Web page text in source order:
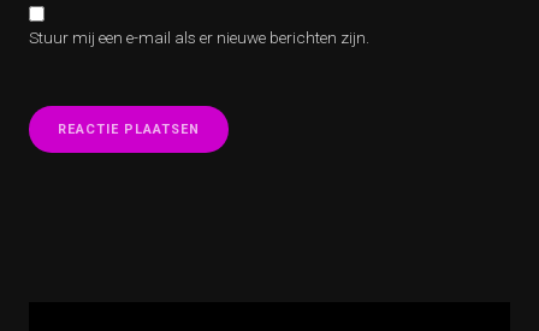
Stuur mij een e-mail als er nieuwe berichten zijn.